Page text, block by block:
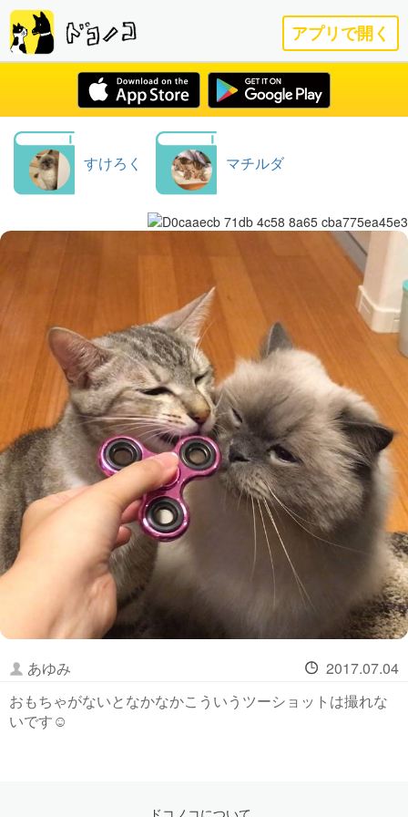
アプリで開く
すけろく マチルダ
あゆみ
2017.07.04
おもちゃがないとなかなかこういうツーショットは撮れな
いです☺️